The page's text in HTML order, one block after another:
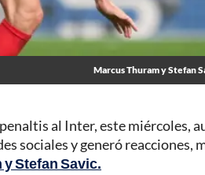
Marcus Thuram y Stefan
al Inter, este miércoles,
sociales y generó reacciones,
Stefan Savic.